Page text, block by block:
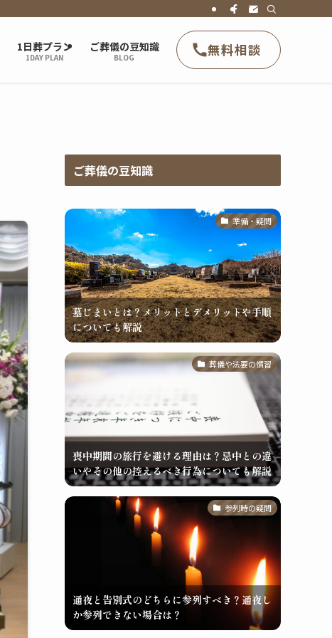
1日葬プラン
1DAY PLAN
ご葬儀の豆知識
BLOG 無料相談
ご葬儀の豆知識
準備・疑問
墓じまいとは？メリットとデメリットや手順
についても解説
葬儀や法要の慣習
喪中期間の旅行を避ける理由は？忌中との違
いやその他の控えるべき行為についても解説
参列時の疑問
通夜と告別式のどちらに参列すべき？通夜し
か参列できない場合は？